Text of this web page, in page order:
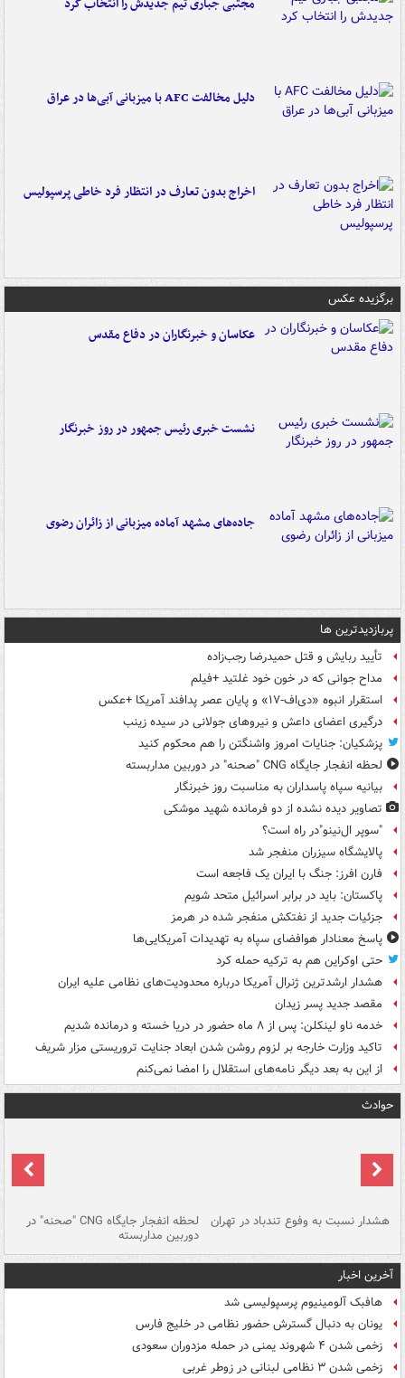
دلیل مخالفت AFC با میزبانی آبی‌ها در عراق
اخراج بدون تعارف در انتظار فرد خاطی پرسپولیس
برگزیده عکس
عکاسان و خبرنگاران در دفاع مقدس
نشست خبری رئیس جمهور در روز خبرنگار
جاده‌های مشهد آماده میزبانی از زائران رضوی
پربازدیدترین ها
تأیید ربایش و قتل حمیدرضا رجب‌زاده
مداح جوانی که در خون خود غلتید +فیلم
استقرار انبوه «دی‌اف‑۱۷» و پایان عصر پدافند آمریکا +عکس
درگیری اعضای داعش و نیروهای جولانی در سیده زینب
پزشکیان: جنایات امروز واشنگتن را هم محکوم کنید
لحظه انفجار جایگاه CNG "صحنه" در دوربین مداربسته
بیانیه سپاه پاسداران به مناسبت روز خبرنگار
تصاویر دیده‌ نشده از دو فرمانده شهید موشکی
"سوپر ال‌نینو"در راه است؟
پالایشگاه سیزران منفجر شد
فارن افرز: جنگ با ایران یک فاجعه است
پاکستان: باید در برابر اسرائیل متحد شویم
جزئیات جدید از نفتکش منفجر شده در هرمز
پاسخ معنادار هوافضای سپاه به تهدیدات آمریکایی‌ها
حتی اوکراین هم به ترکیه حمله کرد
هشدار ارشدترین ژنرال آمریکا درباره محدودیت‌های نظامی علیه ایران
مقصد جدید پسر زیدان
خدمه ناو لینکلن: پس از ۸ ماه حضور در دریا خسته و درمانده‌ شدیم
تاکید وزارت خارجه بر لزوم روشن شدن ابعاد جنایت تروریستی مزار شریف
از این به بعد دیگر نامه‌های استقلال را امضا نمی‌کنم
حوادث
هشدار نسبت به وفوع تندباد در تهران لحظه انفجار جایگاه CNG "صحنه" در
دوربین مداربسته
آخرین اخبار
هافبک آلومینیوم پرسپولیسی شد
یونان به دنبال گسترش حضور نظامی در خلیج فارس
زخمی شدن ۴ شهروند یمنی در حمله مزدوران سعودی
زخمی شدن ۳ نظامی لبنانی در زوطر غربی